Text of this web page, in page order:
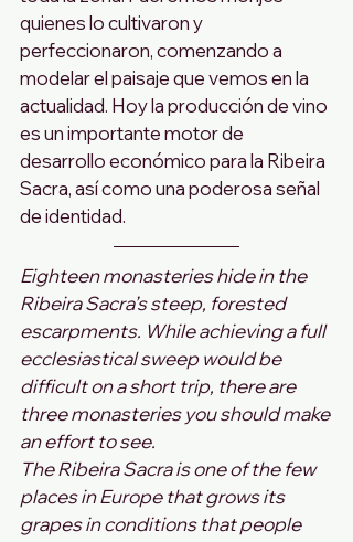
quienes lo cultivaron y
perfeccionaron, comenzando a
modelar el paisaje que vemos en la
actualidad. Hoy la producción de vino
es un importante motor de
desarrollo económico para la Ribeira
Sacra, así como una poderosa señal
de identidad.
Eighteen monasteries hide in the
Ribeira Sacra’s steep, forested
escarpments. While achieving a full
ecclesiastical sweep would be
difficult on a short trip, there are
three monasteries you should make
an effort to see.
The Ribeira Sacra is one of the few
places in Europe that grows its
grapes in conditions that people